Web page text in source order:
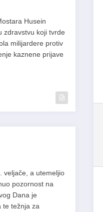
Husein
zdravstvu koji tvrde
milijardere protiv
kaznene prijave
veljače, a utemeljio
pozornost na
Dana je
te težnja za